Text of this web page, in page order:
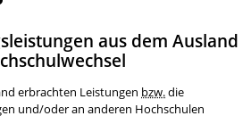
aus dem Ausland
erbrachten Leistungen bzw.die
und/oder an anderen Hochschulen